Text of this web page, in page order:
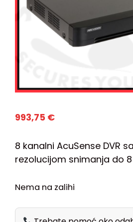
993,75 €
8 kanalni AcuSense DVR
rezolucijom snimanja do 8
Nema na zalihi